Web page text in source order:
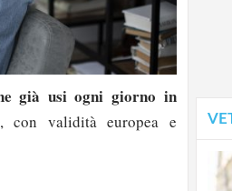
già usi ogni giorno in
con validità europea e